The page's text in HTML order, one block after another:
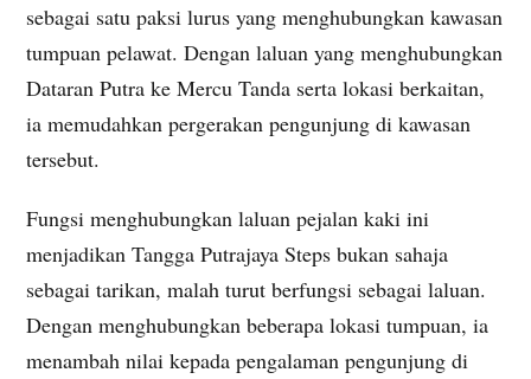
sebagai satu paksi lurus yang menghubungkan kawasan
tumpuan pelawat. Dengan laluan yang menghubungkan
Dataran Putra ke Mercu Tanda serta lokasi berkaitan,
ia memudahkan pergerakan pengunjung di kawasan
tersebut.
Fungsi menghubungkan laluan pejalan kaki ini
menjadikan Tangga Putrajaya Steps bukan sahaja
sebagai tarikan, malah turut berfungsi sebagai laluan.
Dengan menghubungkan beberapa lokasi tumpuan, ia
menambah nilai kepada pengalaman pengunjung di